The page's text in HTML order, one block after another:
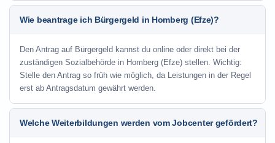
Wie beantrage ich Bürgergeld in Homberg (Efze)?
Den Antrag auf Bürgergeld kannst du online oder direkt bei der
zuständigen Sozialbehörde in Homberg (Efze) stellen. Wichtig:
Stelle den Antrag so früh wie möglich, da Leistungen in der Regel
erst ab Antragsdatum gewährt werden.
Welche Weiterbildungen werden vom Jobcenter gefördert?